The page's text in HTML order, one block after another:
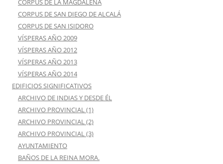
CORPUS DE LA MAGDALENA
CORPUS DE SAN DIEGO DE ALCALÁ
CORPUS DE SAN ISIDORO
VÍSPERAS AÑO 2009
VÍSPERAS AÑO 2012
VÍSPERAS AÑO 2013
VÍSPERAS AÑO 2014
EDIFICIOS SIGNIFICATIVOS
ARCHIVO DE INDIAS Y DESDE ÉL
ARCHIVO PROVINCIAL (1)
ARCHIVO PROVINCIAL (2)
ARCHIVO PROVINCIAL (3)
AYUNTAMIENTO
BAÑOS DE LA REINA MORA.